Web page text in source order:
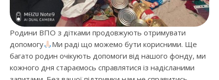
Родини ВПО з дітками продовжують отримувати
допомогу
Ми раді що можемо бути корисними. Ще
багато родин очікують допомоги від нашого фонду, ми
кожного дня стараємось справлятися із надісланими